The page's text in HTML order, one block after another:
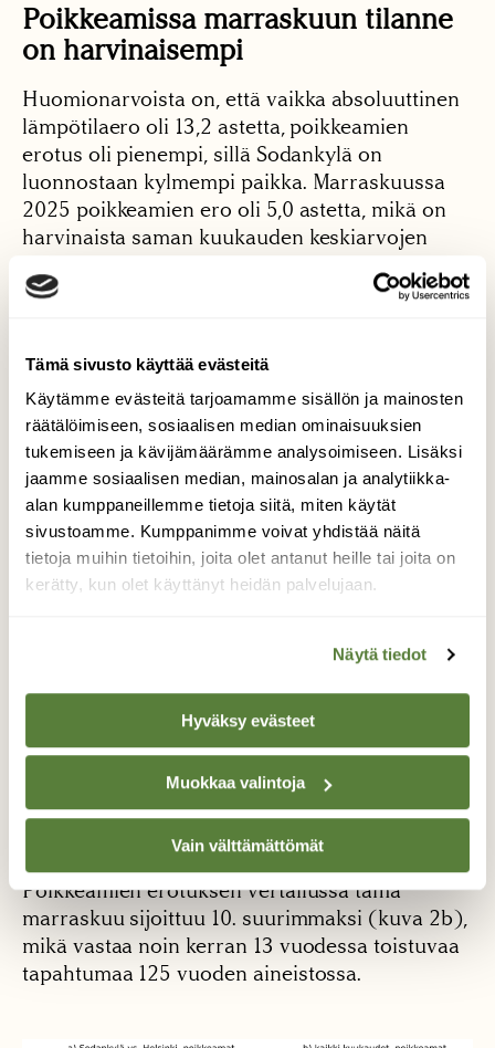
Tämä sivusto käyttää evästeitä
Käytämme evästeitä tarjoamamme sisällön ja mainosten
räätälöimiseen, sosiaalisen median ominaisuuksien
tukemiseen ja kävijämäärämme analysoimiseen. Lisäksi
jaamme sosiaalisen median, mainosalan ja analytiikka-
alan kumppaneillemme tietoja siitä, miten käytät
sivustoamme. Kumppanimme voivat yhdistää näitä
tietoja muihin tietoihin, joita olet antanut heille tai joita on
kerätty, kun olet käyttänyt heidän palvelujaan.
Näytä tiedot
Hyväksy evästeet
Muokkaa valintoja
Vain välttämättömät
Poikkeamissa marraskuun tilanne
on harvinaisempi
Huomionarvoista on, että vaikka absoluuttinen
lämpötilaero oli 13,2 astetta, poikkeamien
erotus oli pienempi, sillä Sodankylä on
luonnostaan kylmempi paikka. Marraskuussa
2025 poikkeamien ero oli 5,0 astetta, mikä on
harvinaista saman kuukauden keskiarvojen
kuukausien aineistosta laskettu
korrelaatiokerroin onkin R = 0,78 (kuva 2a).
Toisin sanoen, kun Helsingissä kuukausi on
tavanomaista kylmempi tai lämpimämpi, sama
pätee yleensä myös Sodankylään.
Hyvästä yhteensopivuudesta kertonee myös se,
että aineistoon sovitettu lineaarinen
regressioviiva on lähes päällekkäin 1:1-viivan
suhteessa poikkeuksellinen tapaus ja osuu
selkeästi pisteparven ulkopuolelle (kuva 2a),
alueelle jossa Helsingin poikkeama on
positiivinen mutta Sodankylän poikkeama
negatiivinen. Sellaisia kuukausia, joissa
Helsingin poikkeama on yli astetta, ja
Sodankylän poikkeama alle kaksi astetta, ei ole
aiemmin esiintynyt kertaakaan!
Poikkeamien erotuksen vertailussa tämä
marraskuu sijoittuu 10. suurimmaksi (kuva 2b),
mikä vastaa noin kerran 13 vuodessa toistuvaa
tapahtumaa 125 vuoden aineistossa.